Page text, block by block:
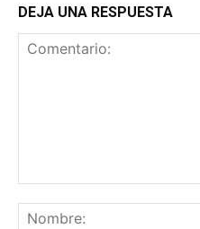
DEJA UNA RESPUESTA